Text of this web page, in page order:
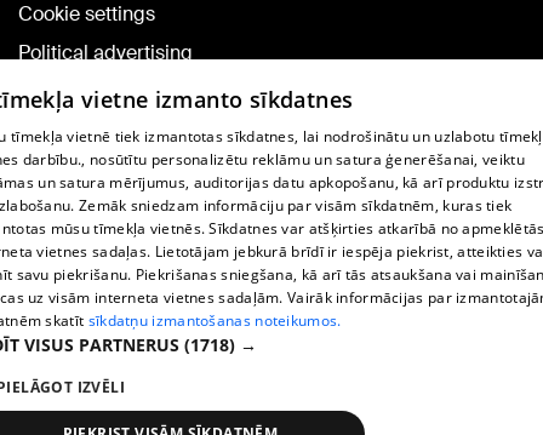
Cookie settings
Political advertising
Cookie policy
Commenting terms
TV program
Contract rules
360 Ziņu kontakti
Helio Media
Vortal assistance service: e-mail -
vietne izmanto sīkdatnes
tīmekļa vietnē tiek izmantotas sīkdatnes, lai nodrošinātu un uzlabotu
darbību., nosūtītu personalizētu reklāmu un satura ģenerēšanai, veiktu
un satura mērījumus, auditorijas datu apkopošanu, kā arī produktu
Zemāk sniedzam informāciju par visām sīkdatnēm, kuras tiek
mūsu tīmekļa vietnēs. Sīkdatnes var atšķirties atkarībā no
vietnes sadaļas. Lietotājam jebkurā brīdī ir iespēja piekrist, atteikties
savu piekrišanu. Piekrišanas sniegšana, kā arī tās atsaukšana vai
uz visām interneta vietnes sadaļām. Vairāk informācijas par
skatīt sīkdatņu izmantošanas noteikumos.
VISUS PARTNERUS (1718) →
IZVĒLI